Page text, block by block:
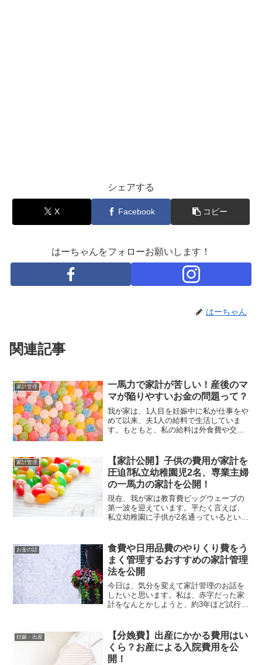
シェアする
X Facebook コピー
はーちゃんをフォローお願いします！
はーちゃん
関連記事
家計管理
一馬力で家計が苦しい！産後のマ
マが陥りやすいお金の問題って？
我が家は、1人目を妊娠中に私が仕事をや
めて以来、夫1人の給料で生活していま
す。もともと、私の給料は外食費や交際
いたので、私が仕事を辞めてもやってい
けると思っていました。...
家計管理
【家計公開】子供の費用が家計を
圧迫⁈私立幼稚園児2名、専業主婦
の一馬力の家計を公開！
現在、我が家は教育費ビッグウェーブの
第一波を迎えています。平たく言えば、
私立幼稚園に子供が2名通っているという
た。幼稚園の月謝がかなり高く、現在か
なり家計を圧迫しています...
お金の話
食費や日用品費のやりくり費をう
まく管理するおすすめの家計管理
法を公開
今日は、気分を変えて家計管理のお話を
したいと思います。私は、赤字だった家
計をなんとかしようと、約3年ほど試行錯
「やりくり費」は、予算を設けていて
も、ついつい使いすぎたりし...
妊娠・出産
【分娩費】出産にかかる費用はい
くら？お産による入院費用を公
開！